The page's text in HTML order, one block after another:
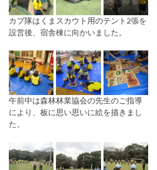
カブ隊はくまスカウト用のテント2張を
設営後、宿舎棟に向かいました。
午前中は森林林業協会の先生のご指導
により、板に思い思いに絵を描きまし
た。